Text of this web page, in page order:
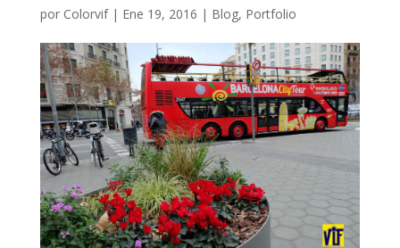
por Colorvif| Ene 19, 2016 | Blog, Portfolio